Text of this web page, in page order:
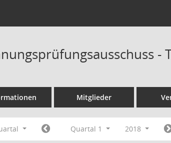
-
Mitglieder
Quartal 1 2018